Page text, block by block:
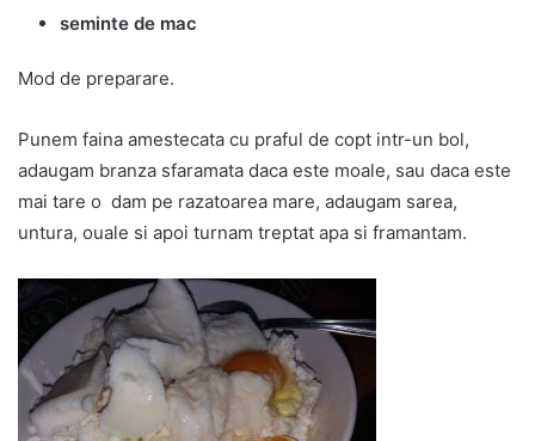
seminte de mac
Mod de preparare.
Punem faina amestecata cu praful de copt intr-un bol,
adaugam branza sfaramata daca este moale, sau daca este
mai tare o dam pe razatoarea mare, adaugam sarea,
untura, ouale si apoi turnam treptat apa si framantam.